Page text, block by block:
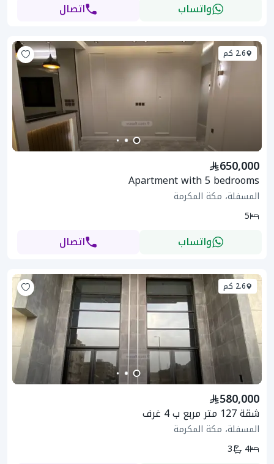
واتساب اتصال
2.6 كم
650,000
Apartment with 5 bedrooms
المسفلة، مكة المكرمة
5
واتساب اتصال
2.6 كم
580,000
شقة 127 متر مربع ب 4 غرف
المسفلة، مكة المكرمة
4
3